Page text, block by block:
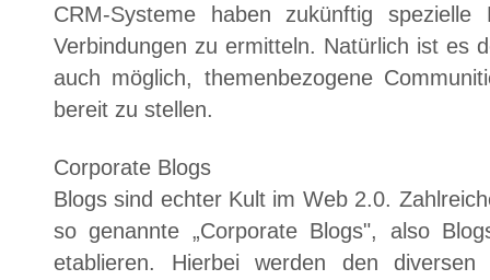
CRM-Systeme haben zukünftig
Verbindungen zu ermitteln. Natürlich ist es
auch möglich, themenbezogene
bereit zu stellen.
Corporate Blogs
Blogs sind echter Kult im Web 2.0.
so genannte „Corporate Blogs", also
etablieren. Hierbei werden den